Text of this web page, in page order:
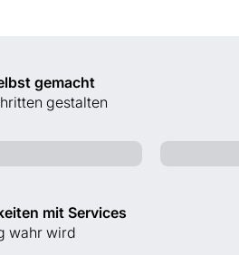
gemacht
gestalten
mit Services
wahr wird